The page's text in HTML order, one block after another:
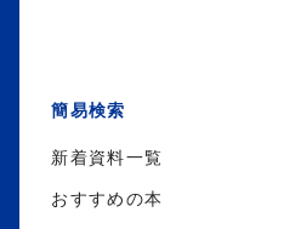
簡易検索
新着資料一覧
おすすめの本